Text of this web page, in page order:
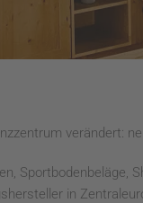
verändert:
Sportbodenbeläge,
in